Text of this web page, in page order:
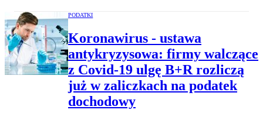
PODATKI
Koronawirus - ustawa
antykryzysowa: firmy walczące
z Covid-19 ulgę B+R rozliczą
już w zaliczkach na podatek
dochodowy